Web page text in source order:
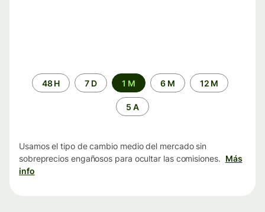
Periodo48 H 7 D 1 M 6 M 12 M
5 A
Usamos el tipo de cambio medio del mercado sin
sobreprecios engañosos para ocultar las comisiones. Más
info